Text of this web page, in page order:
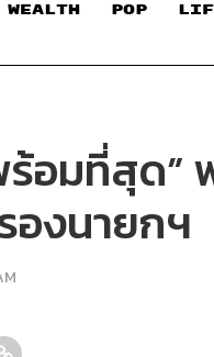
WEALTH POP
ร้อมที่สุด
องนายกฯ